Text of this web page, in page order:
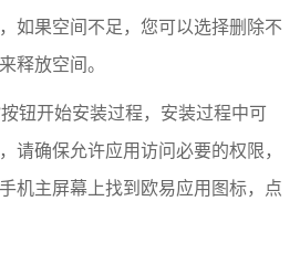
如果空间不足，您可以选择删除不
释放空间。
钮开始安装过程，安装过程中可
请确保允许应用访问必要的权限，
机主屏幕上找到欧易应用图标，点